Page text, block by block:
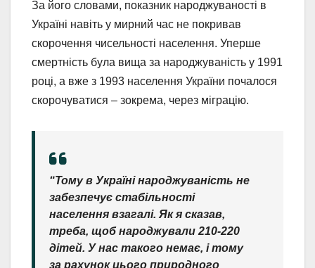
За його словами, показник народжуваності в
Україні навіть у мирний час не покривав
скорочення чисельності населення. Уперше
смертність була вища за народжуваність у 1991
році, а вже з 1993 населення України почалося
скорочуватися – зокрема, через міграцію.
“Тому в Україні народжуваність не
забезпечує стабільності
населення взагалі. Як я сказав,
треба, щоб народжували 210-220
дітей. У нас такого немає, і тому
за рахунок цього природного